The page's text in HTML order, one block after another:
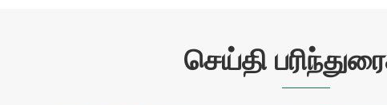
செய்தி